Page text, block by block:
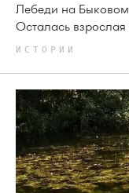
Лебеди на
Осталась
ИСТОРИИ